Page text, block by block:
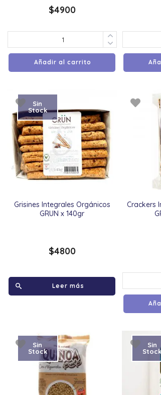
$4900
Añadir al carrito
Grisines Integrales Orgánicos
GRUN x 140gr
Sin
Stock
$4800
Leer más
Crackers
Sin
Stock
Sin